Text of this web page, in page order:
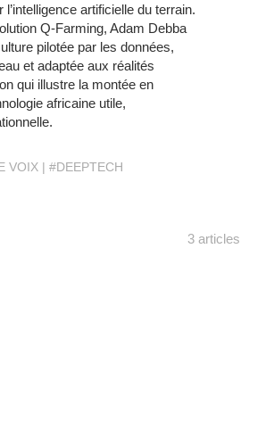
artificielle du terrain.
Q-Farming, Adam Debba
pilotée par les données,
et adaptée aux réalités
qui illustre la montée en
africaine utile,
VOIX #DEEPTECH
3 articles